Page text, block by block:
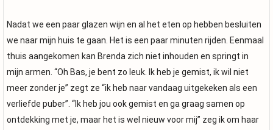
Nadat we een paar glazen wijn en al het eten op hebben besluiten
we naar mijn huis te gaan. Het is een paar minuten rijden. Eenmaal
thuis aangekomen kan Brenda zich niet inhouden en springt in
mijn armen. “Oh Bas, je bent zo leuk. Ik heb je gemist, ik wil niet
meer zonder je” zegt ze “ik heb naar vandaag uitgekeken als een
verliefde puber”. “Ik heb jou ook gemist en ga graag samen op
ontdekking met je, maar het is wel nieuw voor mij” zeg ik om haar